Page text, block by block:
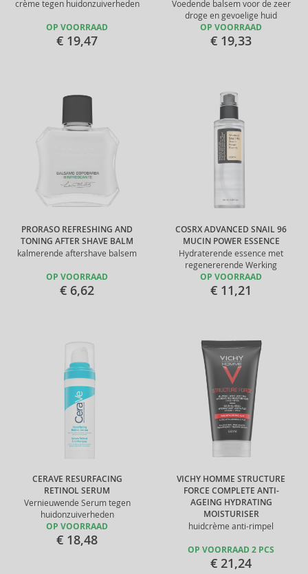
crème tegen huidonzuiverheden
OP VOORRAAD
€ 19,47
Voedende balsem voor de zeer
droge en gevoelige huid
OP VOORRAAD
€ 19,33
PRORASO REFRESHING AND
TONING AFTER SHAVE BALM
kalmerende aftershave balsem
OP VOORRAAD
€ 6,62
COSRX ADVANCED SNAIL 96
MUCIN POWER ESSENCE
Hydraterende essence met
regenererende Werking
OP VOORRAAD
€ 11,21
CERAVE RESURFACING
RETINOL SERUM
Vernieuwende Serum tegen
huidonzuiverheden
OP VOORRAAD
€ 18,48
VICHY HOMME STRUCTURE
FORCE COMPLETE ANTI-
AGEING HYDRATING
MOISTURISER
huidcrème anti-rimpel
OP VOORRAAD 2 PCS
€ 21,24